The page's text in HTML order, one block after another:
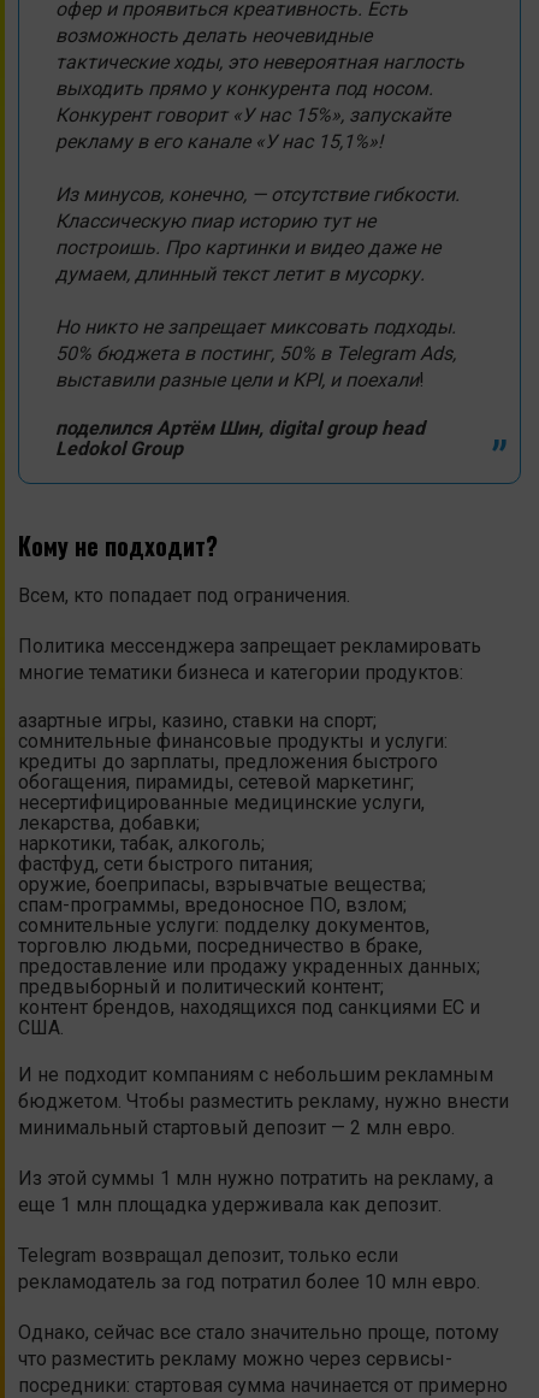
офер и проявиться креативность. Есть
возможность делать неочевидные
тактические ходы, это невероятная наглость
выходить прямо у конкурента под носом.
Конкурент говорит «У нас 15%», запускайте
рекламу в его канале «У нас 15,1%»!
Из минусов, конечно, — отсутствие гибкости.
Классическую пиар историю тут не
построишь. Про картинки и видео даже не
думаем, длинный текст летит в мусорку.
Но никто не запрещает миксовать подходы.
50% бюджета в постинг, 50% в Telegram Ads,
выставили разные цели и KPI, и поехали!
поделился Артём Шин, digital group head
Ledokol Group
Кому не подходит?
Всем, кто попадает под ограничения.
Политика мессенджера запрещает рекламировать
многие тематики бизнеса и категории продуктов:
азартные игры, казино, ставки на спорт;
сомнительные финансовые продукты и услуги:
кредиты до зарплаты, предложения быстрого
обогащения, пирамиды, сетевой маркетинг;
несертифицированные медицинские услуги,
лекарства, добавки;
наркотики, табак, алкоголь;
фастфуд, сети быстрого питания;
оружие, боеприпасы, взрывчатые вещества;
спам-программы, вредоносное ПО, взлом;
сомнительные услуги: подделку документов,
торговлю людьми, посредничество в браке,
предоставление или продажу украденных данных;
предвыборный и политический контент;
контент брендов, находящихся под санкциями ЕС и
США.
И не подходит компаниям с небольшим рекламным
бюджетом. Чтобы разместить рекламу, нужно внести
минимальный стартовый депозит — 2 млн евро.
Из этой суммы 1 млн нужно потратить на рекламу, а
еще 1 млн площадка удерживала как депозит.
Telegram возвращал депозит, только если
рекламодатель за год потратил более 10 млн евро.
Однако, сейчас все стало значительно проще, потому
что разместить рекламу можно через сервисы-
посредники: стартовая сумма начинается от примерно